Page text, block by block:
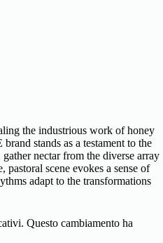
Questo cambiamento ha